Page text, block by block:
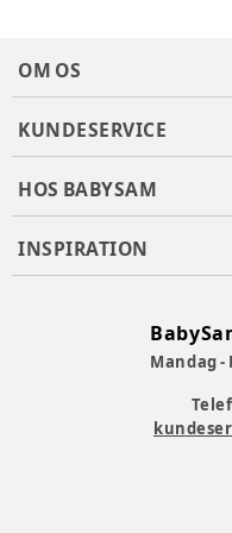
OM OS
KUNDESERVICE
HOS BABYSAM
INSPIRATION
Mandag -